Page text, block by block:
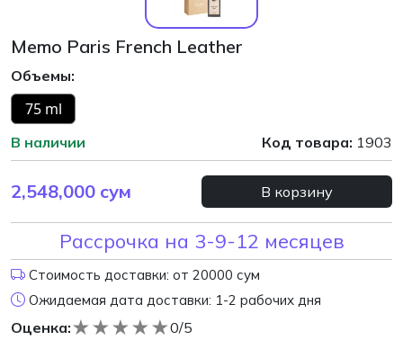
Memo Paris French Leather
Объемы:
75 ml
В наличии Код товара: 1903
2,548,000 сум В корзину
Рассрочка на 3-9-12 месяцев
Стоимость доставки: от 20000 сум
Ожидаемая дата доставки: 1-2 рабочих дня
Оценка: ★
★
★
★
★
0/5